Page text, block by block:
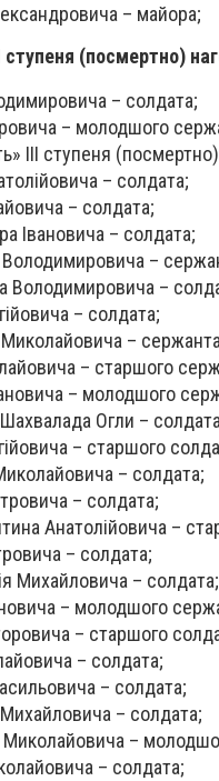
– майора;
ступеня (посмертно)
– солдата;
– молодшого
ІІІ ступеня
– солдата;
– солдата;
Івановича – солдата;
–
–
– солдата;
–
– старшого
– молодшого
Огли –
– старшого
– солдата;
– солдата;
Анатолійовича –
– солдата;
Михайловича – солдата;
– молодшого
– старшого
– солдата;
– солдата;
– солдата;
–
– солдата;